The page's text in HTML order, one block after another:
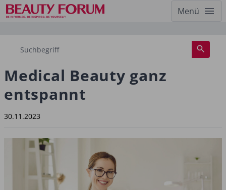
Menü
Medical Beauty ganz
entspannt
30.11.2023